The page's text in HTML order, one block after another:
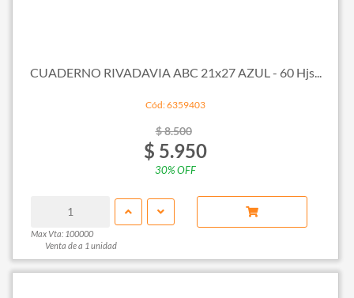
CUADERNO RIVADAVIA ABC 21x27 AZUL - 60 Hjs...
Cód: 6359403
$ 8.500
$ 5.950
30% OFF
Max Vta: 100000
Venta de a 1 unidad